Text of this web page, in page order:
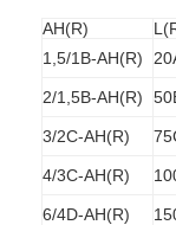
AH(R)
1,5/1B-AH(R)
2/1,5B-AH(R)
3/2C-AH(R)
4/3C-AH(R)
6/4D-AH(R)